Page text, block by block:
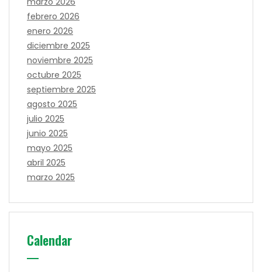
febrero 2026
enero 2026
diciembre 2025
noviembre 2025
octubre 2025
septiembre 2025
agosto 2025
julio 2025
junio 2025
mayo 2025
abril 2025
marzo 2025
Calendar